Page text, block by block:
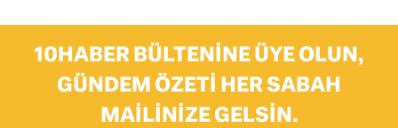
10HABER BÜLTENINE ÜYE OLUN,
GÜNDEM ÖZETI HER SABAH
MAILINIZE GELSIN.